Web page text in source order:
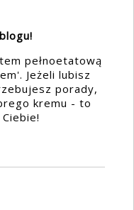
pełnoetatową
Jeżeli lubisz
porady,
kremu - to